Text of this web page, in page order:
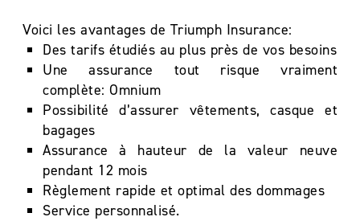
Voici les avantages de Triumph Insurance:
Des tarifs étudiés au plus près de vos besoins
Une assurance tout risque vraiment
complète: Omnium
Possibilité d’assurer vêtements, casque et
bagages
Assurance à hauteur de la valeur neuve
pendant 12 mois
Règlement rapide et optimal des dommages
Service personnalisé.